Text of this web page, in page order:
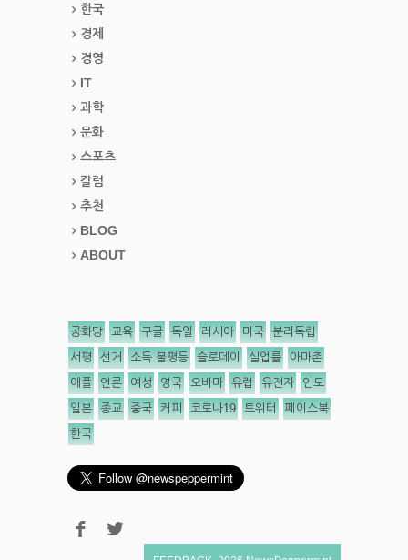
한국
경제
경영
IT
과학
문화
스포츠
칼럼
추천
BLOG
ABOUT
공화당 교육 구글 독일 러시아 미국 분리독립
서평 선거 소득 불평등 슬로데이 실업률 아마존
애플 언론 여성 영국 오바마 유럽 유전자 인도
일본 종교 중국 커피 코로나19 트위터 페이스북
한국